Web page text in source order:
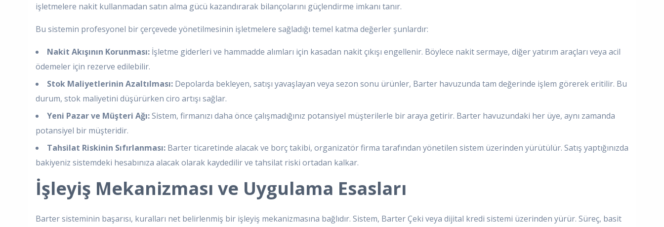
işletmelere nakit kullanmadan satın alma gücü kazandırarak bilançolarını güçlendirme imkanı tanır.
Bu sistemin profesyonel bir çerçevede yönetilmesinin işletmelere sağladığı temel katma değerler şunlardır:
Nakit Akışının Korunması: İşletme giderleri ve hammadde alımları için kasadan nakit çıkışı engellenir. Böylece nakit sermaye, diğer yatırım araçları veya acil
ödemeler için rezerve edilebilir.
Stok Maliyetlerinin Azaltılması: Depolarda bekleyen, satışı yavaşlayan veya sezon sonu ürünler, Barter havuzunda tam değerinde işlem görerek eritilir. Bu
durum, stok maliyetini düşürürken ciro artışı sağlar.
Yeni Pazar ve Müşteri Ağı:Sistem, firmanızı daha önce çalışmadığınız potansiyel müşterilerle bir araya getirir. Barter havuzundaki her üye, aynı zamanda
potansiyel bir müşteridir.
Tahsilat Riskinin Sıfırlanması: Barter ticaretinde alacak ve borç takibi, organizatör firma tarafından yönetilen sistem üzerinden yürütülür. Satış yaptığınızda
bakiyeniz sistemdeki hesabınıza alacak olarak kaydedilir ve tahsilat riski ortadan kalkar.
İşleyiş Mekanizması ve Uygulama Esasları
Barter sisteminin başarısı, kuralları net belirlenmiş bir işleyiş mekanizmasına bağlıdır. Sistem, Barter Çeki veya dijital kredi sistemi üzerinden yürür. Süreç, basit